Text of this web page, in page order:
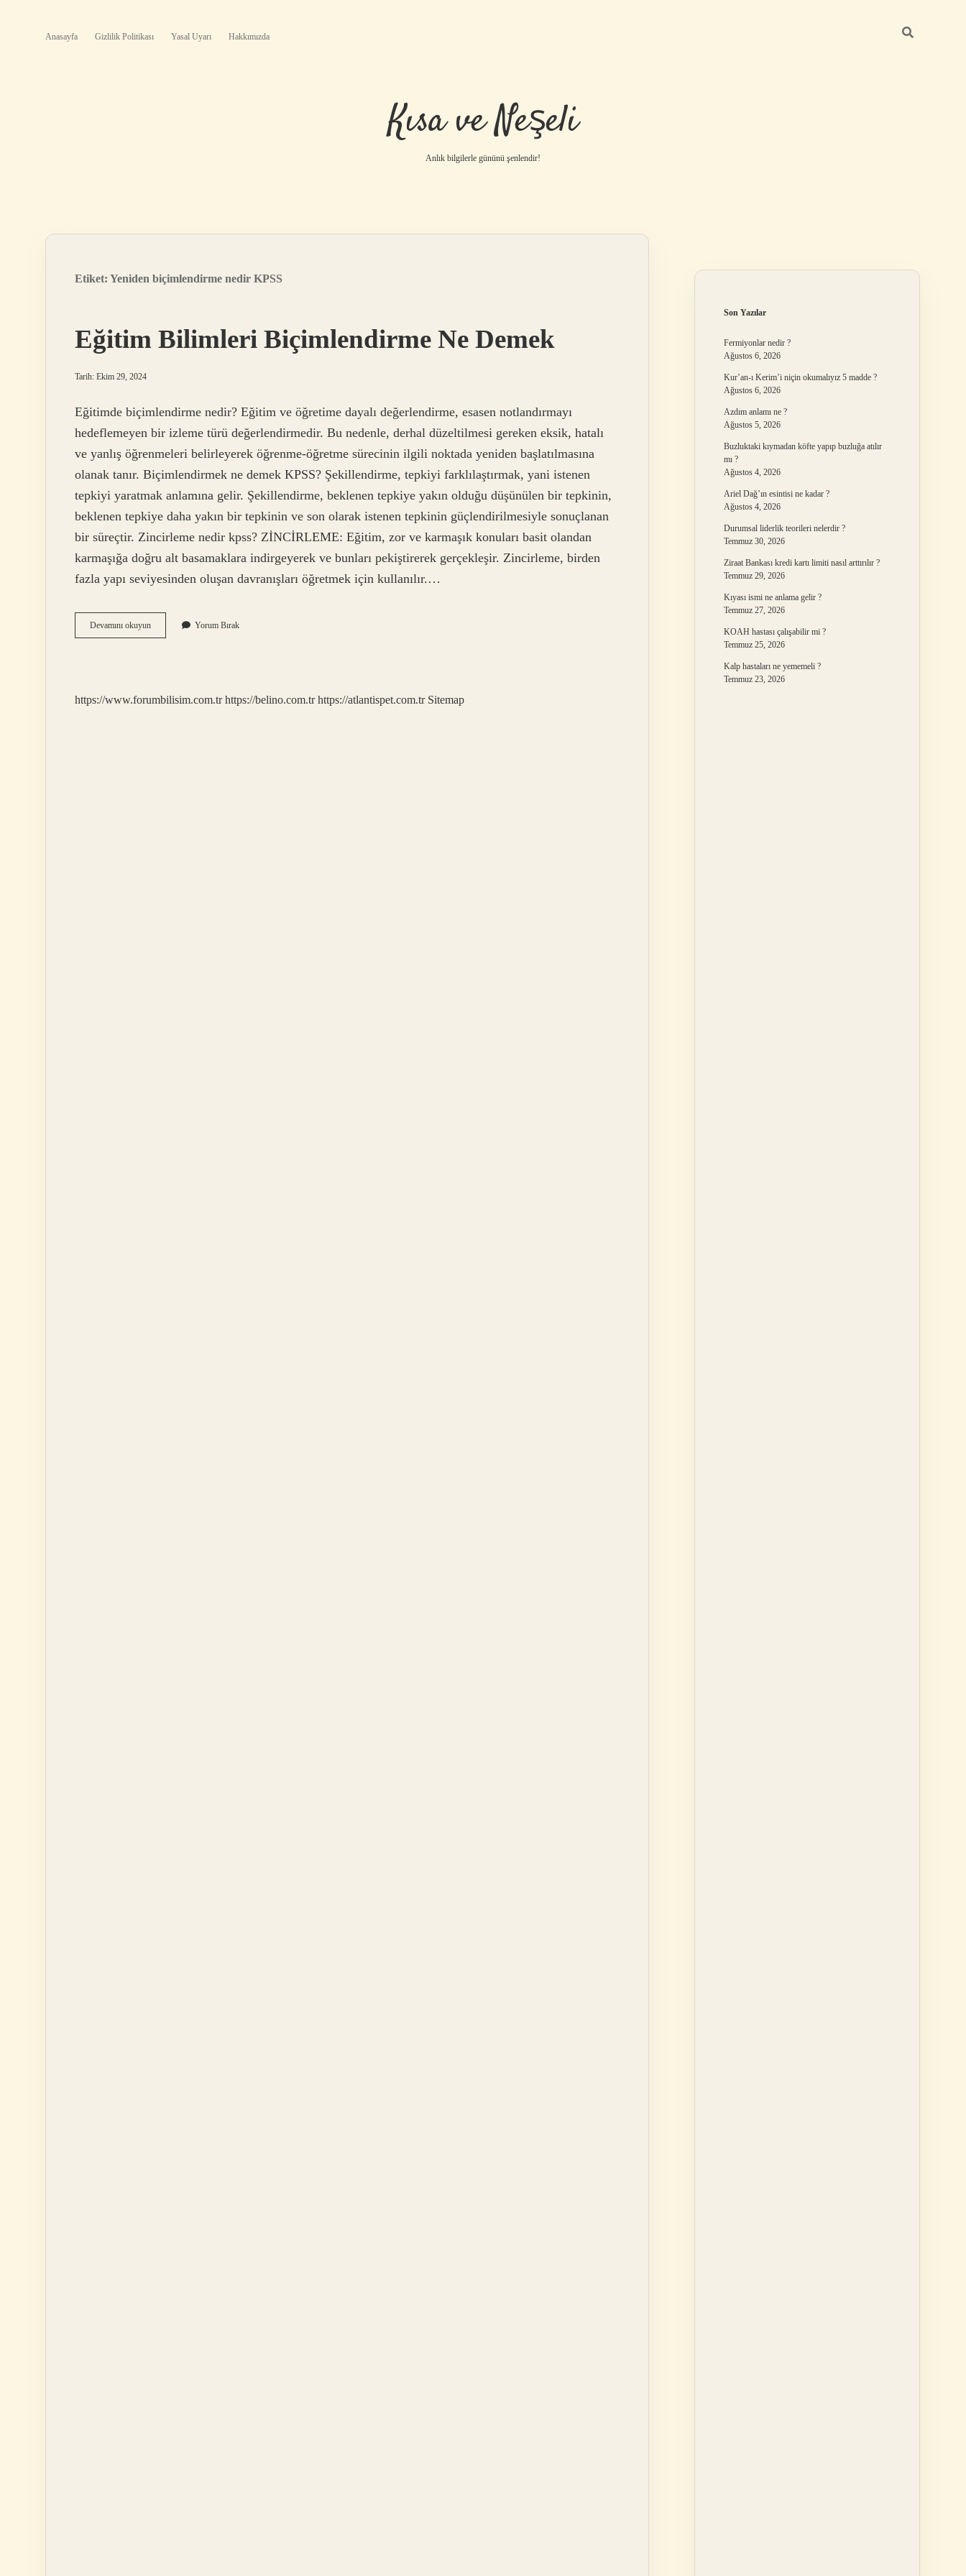
Anasayfa Gizlilik Politikası Yasal Uyarı Hakkımızda
Kısa ve Neşeli
Anlık bilgilerle gününü şenlendir!
Etiket: Yeniden biçimlendirme nedir KPSS
Eğitim Bilimleri Biçimlendirme Ne Demek
Tarih: Ekim 29, 2024
Eğitimde biçimlendirme nedir? Eğitim ve öğretime dayalı değerlendirme, esasen notlandırmayı
hedeflemeyen bir izleme türü değerlendirmedir. Bu nedenle, derhal düzeltilmesi gereken eksik, hatalı
ve yanlış öğrenmeleri belirleyerek öğrenme-öğretme sürecinin ilgili noktada yeniden başlatılmasına
olanak tanır. Biçimlendirmek ne demek KPSS? Şekillendirme, tepkiyi farklılaştırmak, yani istenen
tepkiyi yaratmak anlamına gelir. Şekillendirme, beklenen tepkiye yakın olduğu düşünülen bir tepkinin,
beklenen tepkiye daha yakın bir tepkinin ve son olarak istenen tepkinin güçlendirilmesiyle sonuçlanan
bir süreçtir. Zincirleme nedir kpss? ZİNCİRLEME: Eğitim, zor ve karmaşık konuları basit olandan
karmaşığa doğru alt basamaklara indirgeyerek ve bunları pekiştirerek gerçekleşir. Zincirleme, birden
fazla yapı seviyesinden oluşan davranışları öğretmek için kullanılır.…
Devamını okuyunEğitim
Bilimleri
Yorum Bırak
https://www.forumbilisim.com.tr https://belino.com.tr https://atlantispet.com.tr Sitemap
Son Yazılar
Fermiyonlar nedir ?
Ağustos 6, 2026
Kur’an-ı Kerim’i niçin okumalıyız 5 madde ?
Ağustos 6, 2026
Azdım anlamı ne ?
Ağustos 5, 2026
Buzluktaki kıymadan köfte yapıp buzluğa atılır
mı ?
Ağustos 4, 2026
Ariel Dağ’ın esintisi ne kadar ?
Ağustos 4, 2026
Durumsal liderlik teorileri nelerdir ?
Temmuz 30, 2026
Ziraat Bankası kredi kartı limiti nasıl arttırılır ?
Temmuz 29, 2026
Kıyası ismi ne anlama gelir ?
Temmuz 27, 2026
KOAH hastası çalışabilir mi ?
Temmuz 25, 2026
Kalp hastaları ne yememeli ?
Temmuz 23, 2026